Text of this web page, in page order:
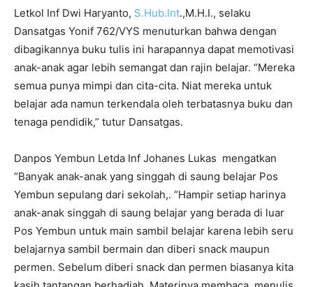
Letkol Inf Dwi Haryanto, S.Hub.Int.,M.H.I., selaku
Dansatgas Yonif 762/VYS menuturkan bahwa dengan
dibagikannya buku tulis ini harapannya dapat memotivasi
anak-anak agar lebih semangat dan rajin belajar. “Mereka
semua punya mimpi dan cita-cita. Niat mereka untuk
belajar ada namun terkendala oleh terbatasnya buku dan
tenaga pendidik,” tutur Dansatgas.
Danpos Yembun Letda Inf Johanes Lukas mengatkan
“Banyak anak-anak yang singgah di saung belajar Pos
Yembun sepulang dari sekolah,. “Hampir setiap harinya
anak-anak singgah di saung belajar yang berada di luar
Pos Yembun untuk main sambil belajar karena lebih seru
belajarnya sambil bermain dan diberi snack maupun
permen. Sebelum diberi snack dan permen biasanya kita